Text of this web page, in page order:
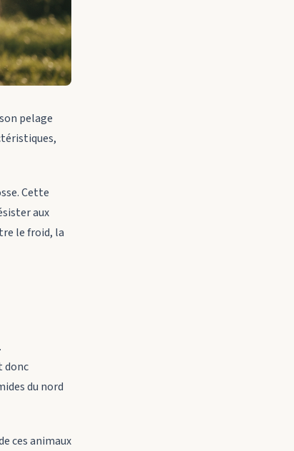
pelage
Cette
aux
le froid, la
donc
du nord
ces animaux